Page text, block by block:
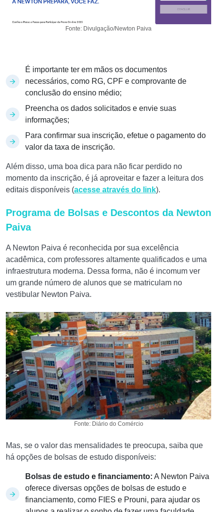
Fonte: Divulgação/Newton Paiva
É importante ter em mãos os documentos
necessários, como RG, CPF e comprovante de
conclusão do ensino médio;
Preencha os dados solicitados e envie suas
informações;
Para confirmar sua inscrição, efetue o pagamento do
valor da taxa de inscrição.
Além disso, uma boa dica para não ficar perdido no
momento da inscrição, é já aproveitar e fazer a leitura dos
editais disponíveis (acesse através do link).
Programa de Bolsas e Descontos da Newton
Paiva
A Newton Paiva é reconhecida por sua excelência
acadêmica, com professores altamente qualificados e uma
infraestrutura moderna. Dessa forma, não é incomum ver
um grande número de alunos que se matriculam no
vestibular Newton Paiva.
Fonte: Diário do Comércio
Mas, se o valor das mensalidades te preocupa, saiba que
há opções de bolsas de estudo disponíveis:
Bolsas de estudo e financiamento: A Newton Paiva
oferece diversas opções de bolsas de estudo e
financiamento, como FIES e Prouni, para ajudar os